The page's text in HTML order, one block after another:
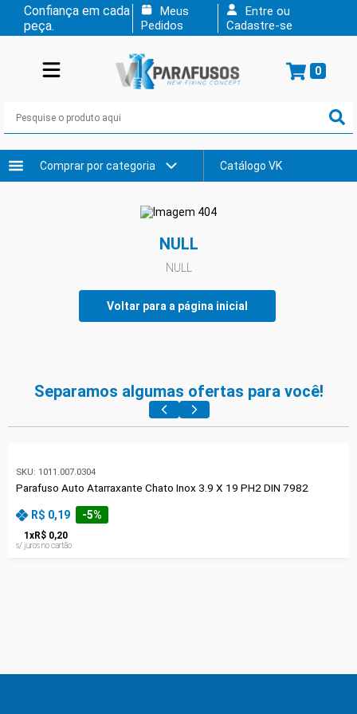
Confiança em cada
peça.
Meus
Pedidos
Entre ou
Cadastre-se
0
Comprar por categoria Catálogo VK
NULL
NULL
Voltar para a página inicial
Separamos algumas ofertas para você!
SKU: 1011.007.0304
Parafuso Auto Atarraxante Chato Inox 3.9 X 19 PH2 DIN 7982
R$ 0,19 -5%
1 xR$ 0,20
s/ juros no cartão